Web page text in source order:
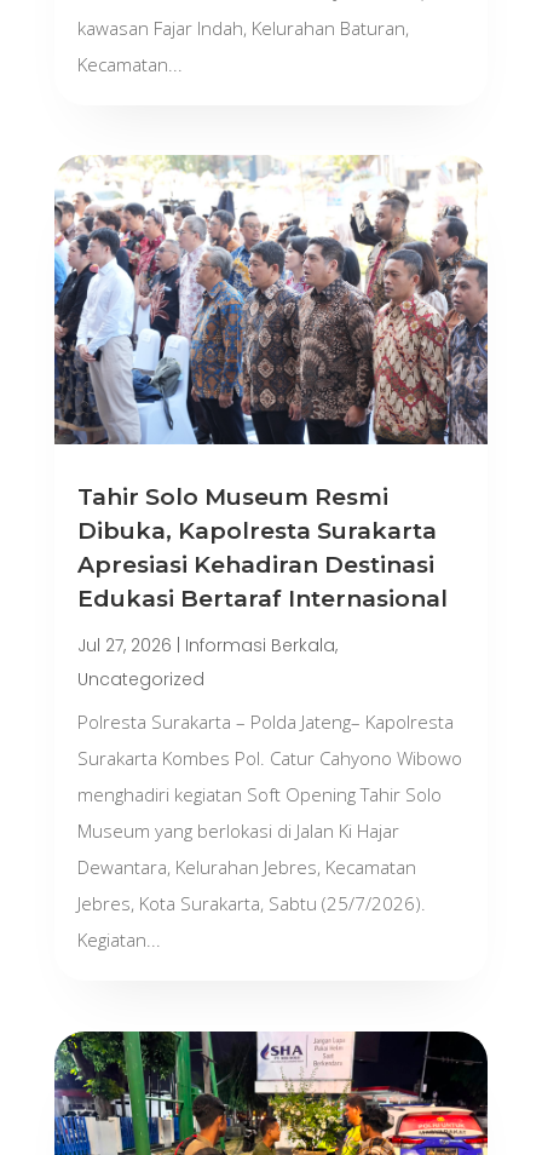
kawasan Fajar Indah, Kelurahan Baturan,
Kecamatan...
Tahir Solo Museum Resmi
Dibuka, Kapolresta Surakarta
Apresiasi Kehadiran Destinasi
Edukasi Bertaraf Internasional
Jul 27, 2026 Informasi Berkala,
Uncategorized
Polresta Surakarta – Polda Jateng– Kapolresta
Surakarta Kombes Pol. Catur Cahyono Wibowo
menghadiri kegiatan Soft Opening Tahir Solo
Museum yang berlokasi di Jalan Ki Hajar
Dewantara, Kelurahan Jebres, Kecamatan
Jebres, Kota Surakarta, Sabtu (25/7/2026).
Kegiatan...